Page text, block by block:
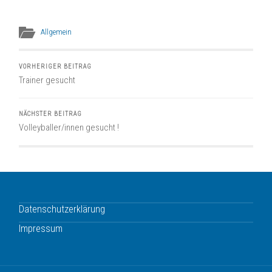
Allgemein
VORHERIGER BEITRAG
Trainer gesucht
NÄCHSTER BEITRAG
Volleyballer/innen gesucht !
Datenschutzerklärung
Impressum